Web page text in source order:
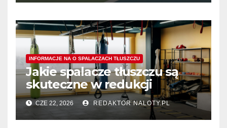
INFORMACJE NA O SPALACZACH TŁUSZCZU
Jakie spalacze tłuszczu są
skuteczne w redukcji
tłuszczu z okolic ud?
CZE 22, 2026 REDAKTOR NALOTY.PL